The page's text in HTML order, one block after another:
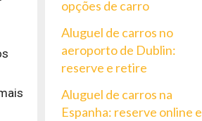
opções de carro
Aluguel de carros no
aeroporto de Dublin:
reserve e retire
Aluguel de carros na
Espanha: reserve online e